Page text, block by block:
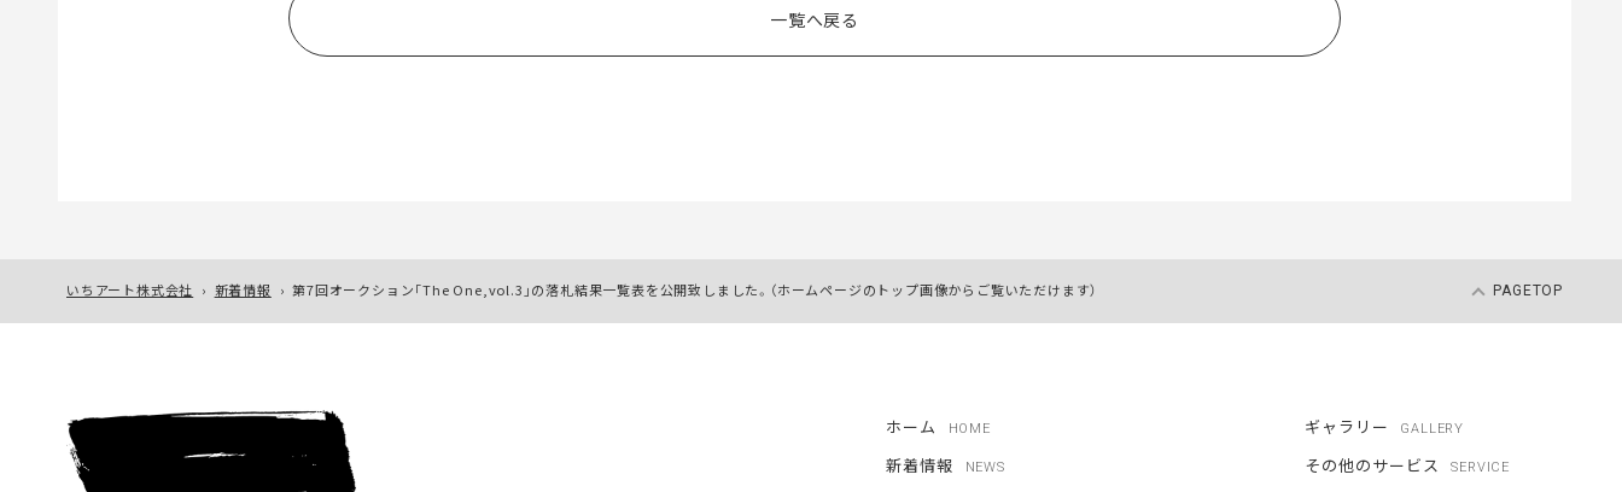
一覧へ戻る
いちアート株式会社 › 新着情報 › 第7回オークション「The One,vol.3」の落札結果一覧表を公開致しました。（ホームページのトップ画像からご覧いただけます） PAGETOP
ホーム HOME
新着情報 NEWS
ギャラリー GALLERY
その他のサービス SERVICE